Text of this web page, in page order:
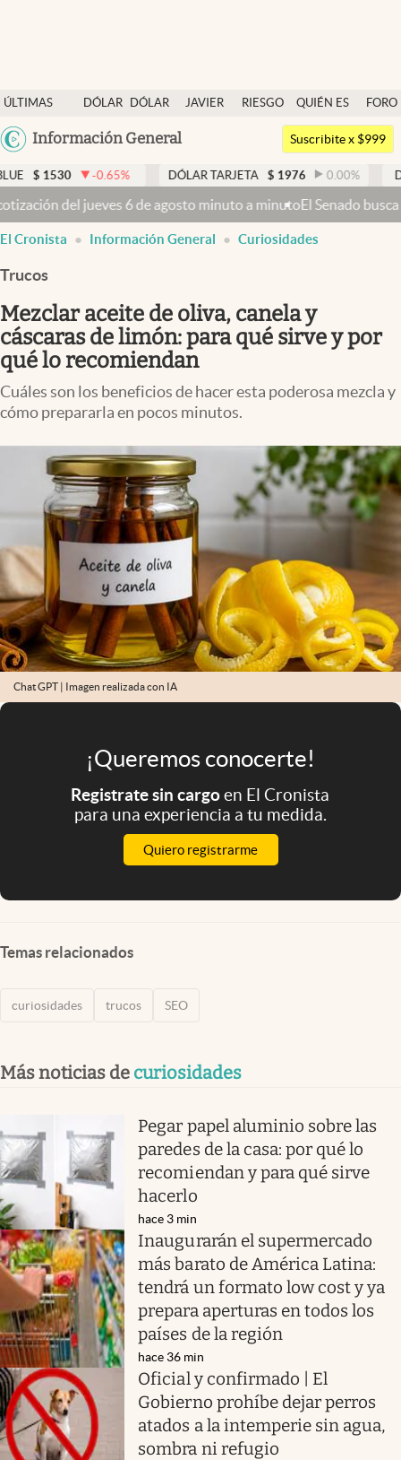
ÚLTIMAS
NOTICIAS
DÓLAR
DÓLAR
JAVIER
RIESGO
QUIÉN ES
QUIÉN
FORO
Argentina
México
Información General
Dólar
Members
Economía y Política
Finanzas y Mercados
Mercados Online
Negocios
Columnistas
Otras secciones
Infotechnology
Clase
Mundial 2026
Eventos Corporativos
El Cronista Studio
Mediakit
abre en nueva pestaña
Argentina
Suscribite x $999
-0.65% DÓLAR TARJETA $ 1976 0.00 % DÓLAR MEP $
minuto a minutoEl Senado busca aprobar la Ley de
El Cronista Información General Curiosidades
Trucos
Mezclar aceite de oliva, canela y
cáscaras de limón: para qué sirve y por
qué lo recomiendan
Cuáles son los beneficios de hacer esta poderosa mezcla y
cómo prepararla en pocos minutos.
Chat GPT | Imagen realizada con IA
¡Queremos conocerte!
Registrate sin cargoen El Cronista
para una experiencia a tu medida.
Quiero registrarme
Temas relacionados
curiosidades trucos SEO
Más noticias de curiosidades
Pegar papel aluminio sobre las
paredes de la casa: por qué lo
recomiendan y para qué sirve
hacerlo
hace 3 min
Inaugurarán el supermercado
más barato de América Latina:
tendrá un formato low cost y ya
prepara aperturas en todos los
países de la región
hace 36 min
Oficial y confirmado | El
Gobierno prohíbe dejar perros
atados a la intemperie sin agua,
sombra ni refugio